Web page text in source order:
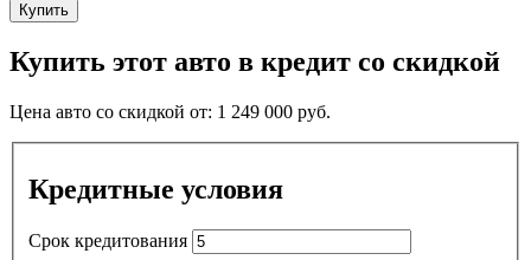
Купить
Купить этот авто в кредит со скидкой
Цена авто со скидкой от: 1 249 000 руб.
Кредитные условия
Срок кредитования